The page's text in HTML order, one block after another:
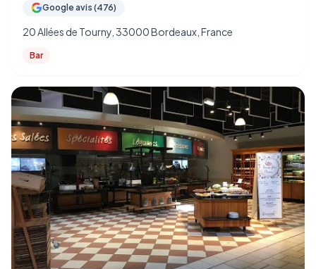
Google avis (476)
20 Allées de Tourny, 33000 Bordeaux, France
Bar